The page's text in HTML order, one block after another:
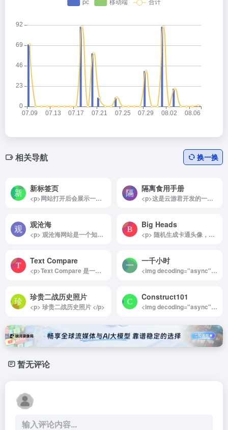
相关导航 换一换
新标签页
<p>网站打开后会展示一张报纸，但报纸是倾斜放置的，需要你动动小脑袋瓜才能看清楚，设置成连续模式后网页会自动左右倾斜。</p><img decoding="async" data-src="//www.40000.net/wp-content/uploads/2024/12/20241215075816-675e8c1825ba7.png" src="https://www.40000.net/wp-content/themes/onenav/images/t.png" alt="新标签页">
隔离食用手册
<p>这是云游君开发的一个非常实用的做饭小工具！打开网站就能看到一些常用的食材原材料和厨具，自行选择食材、主食、厨具后，下方就会出现相关的菜谱，点击即可直达B站制作教学视频。</p><p>如果你连中午饭和晚饭吃什么都烦恼的话，网站还提供了随机器，随机安排上你的下一顿菜单，还会附上视频链接，彻底解决“中午/晚上吃啥”的千古难题！</p><img decoding="async" data-src="//www.40000.net/wp-content/uploads/2024/12/20241215075729-675e8be90a2fc.png" src="https://www.40000.net/wp-content/themes/onenav/images/t.png" alt="隔离食用手册"><p>另外，这是一个开源项目，源码在github上公开，如果你有少许的编程能力，可以将它部署到自己的服务器上。</p>
观沧海
<p> 观沧海网站是一个知识地图制作分享平台，它将地图和文字结合，反映中国历史、军事、地理、文化等方面的知识，并向用户提供地图协作分享服务。 </p>
Big Heads
<p> 随机生成卡通头像，不用繁琐的操作，就可以在这个网站里随机生成出N多卡通头像，你也可以进一步精雕细琢，创作出属于自己的个性头像！ </p>
Text Compare
<p>Text Compare 是一款功能强大的在线文本比较工具，专为实时显示和管理两个文本文件之间的差异而设计。通过高亮显示不同之处，用户可以快速识别出两个文本的变动，轻松合并或调整这些差异，极大地提升了文档对比和编辑的效率。</p><img decoding="async" data-src="//www.40000.net/wp-content/uploads/2024/12/20241215075638-675e8bb642e3a.png" src="https://www.40000.net/wp-content/themes/onenav/images/t.png" alt="Text Compare"><p>除了基本的文本比较功能，Text Compare 还提供了多种实用的文本处理选项，比如按行排序、反转行顺序、去除空行、删除重复行、以及清除行首尾的空白字符。用户可以选择手动输入文本或者上传文件进行对比操作，整个过程简单便捷。更值得一提的是，这款工具完全免费使用，无需注册或登录，随时随地即可快速开启对比工作。</p><p>对于需要频繁处理和管理文本差异的用户，Text Compare 是一个高效实用的工具，能够帮助轻松应对复杂的文本对比任务，适用于编程、文档编辑、内容审校等多个领域。</p>
一千小时
<img decoding="async" data-src="//www.40000.net/wp-content/uploads/2024/12/20241215075424-675e8b300911c.webp" src="https://www.40000.net/wp-content/themes/onenav/images/t.png" alt="一千小时"><p>一千小时是李笑来的一本开源书籍，曾通过他的官方网站和各种平台发布，后来有网友整理并上传了该书的 PDF 和 EPUB 格式电子书版本，提供了通过夸克网盘等途径下载。李笑来在书中提出，通过1000个小时的专注和努力，任何技能都可以掌握。他强调，真正的努力并非简单的辛苦，而是通过短时间内的高频重复和持续投入，逐渐积累出深厚的能力和经验。</p><p>李笑来通过这本书分享了他对于专注、时间管理和技能培养的独到见解，强调“努力”并非一味的辛苦，而是高效且有针对性地进行大量重复练习。他认为，无论是学业、事业还是兴趣爱好，通过将注意力集中在某一项技能上，坚持1000小时的时间，你就能获得显著的进步和突破。</p><p>该书的核心思想是时间和专注力的力量，倡导用足够的时间和专注去反复练习，从而获得任何技能的掌握。对于那些希望提升自我、强化某项技能的人来说，这本书提供了一个清晰的路径，帮助读者理解如何将时间投入到有价值的事情上，最终实现个人的成长和进步。</p><p><strong>特色功能</strong></p><p>你能想到的，只要是对学习有帮助的功能，我们都实现了。</p><p>音频可视化跟读：导入的音频，我们会进行解析，提供可视化跟读</p><p>视频可视化跟读：既然音频可以跟读，视频当然也可以</p><p>文章阅读：导入各类外语文章，进行解析阅读</p><p>AI 自然对话：最称职的人工智能外语陪练</p><p>重温笔记：学习遇到难点？先添加笔记，再巩固复习</p><p>词典助记：学习遇到生词？添加到生词本，再巩固复习</p><p>社区竞赛：每日、每周、每月都有人跟你一起学习进步</p>
珍贵二战历史照片
<p> 珍贵二战历史照片 </p>
Construct101
<img decoding="async" data-src="//www.40000.net/wp-content/uploads/2024/12/20241215075348-675e8b0c80e08.webp" src="https://www.40000.net/wp-content/themes/onenav/images/t.png" alt="Construct101"><p>Construct101是一个专为DIY手工爱好者打造的网站，提供了丰富多样的DIY项目教程，是动手达人和创意爱好者的理想平台。</p><p>网站内容涵盖了家居DIY的多个领域，无论是室内还是室外项目，都能在这里找到详细的制作方案。从实用性强的储物架到个性化的长凳、再到富有趣味性的喂鸟器，Construct101为用户提供了超过30种独特的DIY计划。这些计划不仅帮助用户改善生活空间，还激发了动手制作的乐趣。</p><p>每一个DIY教程都经过精心设计，包含以下详细资源：<br>1. 材料清单：列明所需材料，让用户可以轻松备齐。<br>2. 详细图纸：以直观的方式展示设计，让制作过程更简单明了。<br>3. 分步制作指导：从零基础到完成作品，每一步都有清晰的说明。<br>4. 制作视频：通过动态演示，让用户更直观地了解每个操作步骤。</p><p>所有资源均可免费下载为PDF格式，这意味着用户可以方便地将教程保存到设备中，随时随地参考。此外，Construct101鼓励用户分享自己的DIY创意方案，与全球的手工爱好者互动交流，互相启发新灵感，增添更多乐趣。</p><p>值得注意的是，该网站的内容为英文，因此对不熟悉英语的用户来说可能会有一定的语言障碍。不过，凭借图文并茂的教程以及简洁明了的制作视频，即使语言理解有限，也能轻松跟随步骤完成制作。</p><p>总的来说，Construct101不仅是一个学习DIY技能的绝佳平台，更是一个连接全球DIY爱好者的社群，激发创意、交流经验。无论是新手还是经验丰富的制作者，都能在这里找到心仪的项目和实用的资源。</p>
暂无评论